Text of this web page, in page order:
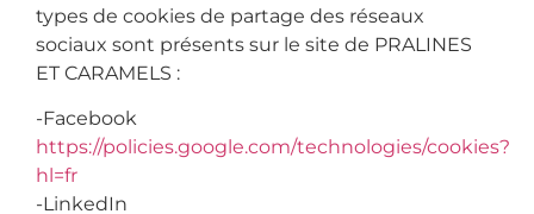
types de cookies de partage des réseaux
sociaux sont présents sur le site de PRALINES
ET CARAMELS :
-Facebook
https://policies.google.com/technologies/cookies?
hl=fr
-LinkedIn